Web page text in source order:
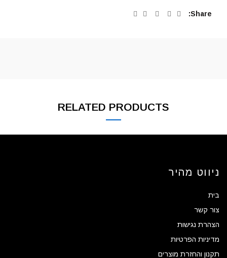
Share
RELATED PRODUCTS
ניווט מהיר
בית
צור קשר
הצהרת נגישות
מדיניות הפרטיות
תקנון והחזרת מוצרים